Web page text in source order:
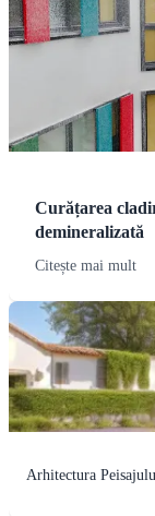
Curățarea
demineralizată
Citește mai mult
Arhitectura